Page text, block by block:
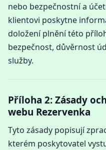
nebo bezpečnostní a
klientovi poskytne
doložení plnění této
bezpečnost, důvěrnost
služby.
Příloha 2: Zásady
webu Rezervenka
Tyto zásady popisují
kterém poskytovatel